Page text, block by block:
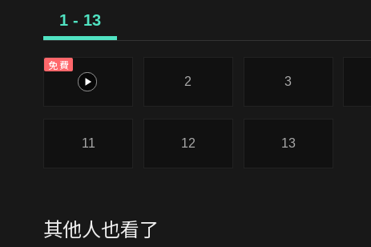
1 - 13
免費
1
2 3
11 12 13
其他人也看了